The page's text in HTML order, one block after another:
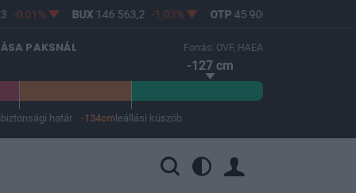
-0,01% BUX146 563,2 -1,03% OTP45 900
PAKSNÁL Forrás: OVF, HAEA
-127 cm
biztonsági határ -134cm leállási küszöb